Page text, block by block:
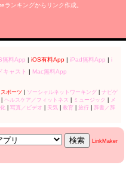
ランキングからリンク作成。
無料App | iOS有料App| iPad無料App | i
キャスト | Mac無料App
スポーツ ソーシャルネットワーキング| ナビゲ
ヘルスケア／フィットネス ミュージック
メ
写真／ビデオ 天気| 教育| 旅行| 辞書／辞
LinkMaker